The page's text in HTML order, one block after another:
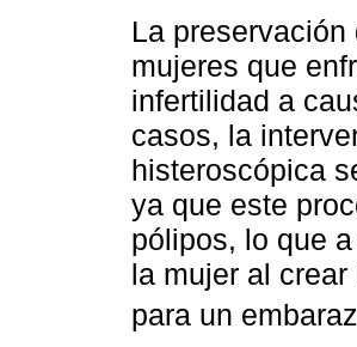
La
mujeres que
infertilidad a
casos, la
histeroscópica
ya que este
pólipos, lo que
la mujer al
para un